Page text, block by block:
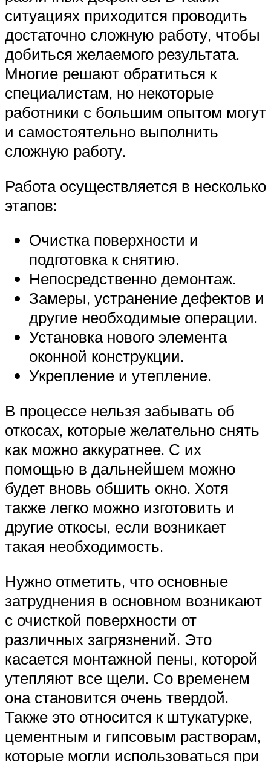
ситуациях приходится проводить
достаточно сложную работу, чтобы
добиться желаемого результата.
Многие решают обратиться к
специалистам, но некоторые
работники с большим опытом могут
и самостоятельно выполнить
сложную работу.
Работа осуществляется в несколько
этапов:
Очистка поверхности и
подготовка к снятию.
Непосредственно демонтаж.
Замеры, устранение дефектов и
другие необходимые операции.
Установка нового элемента
оконной конструкции.
Укрепление и утепление.
В процессе нельзя забывать об
откосах, которые желательно снять
как можно аккуратнее. С их
помощью в дальнейшем можно
будет вновь обшить окно. Хотя
также легко можно изготовить и
другие откосы, если возникает
такая необходимость.
Нужно отметить, что основные
затруднения в основном возникают
с очисткой поверхности от
различных загрязнений. Это
касается монтажной пены, которой
утепляют все щели. Со временем
она становится очень твердой.
Также это относится к штукатурке,
цементным и гипсовым растворам,
которые могли использоваться при